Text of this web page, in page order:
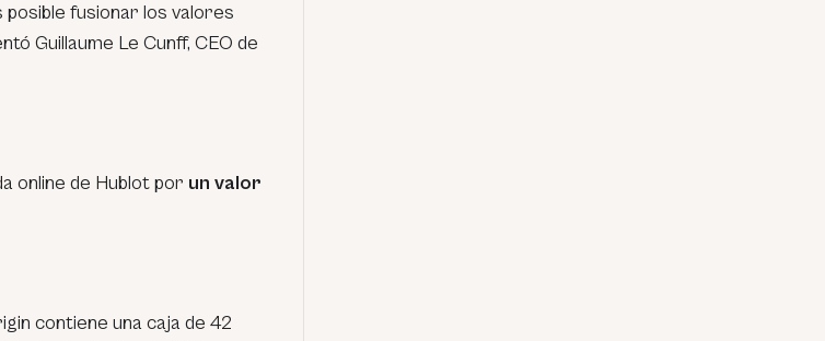
posible fusionar los valores
Guillaume Le Cunff, CEO de
online de Hublot por un valor
contiene una caja de 42